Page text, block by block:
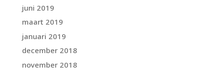
juni 2019
maart 2019
januari 2019
december 2018
november 2018